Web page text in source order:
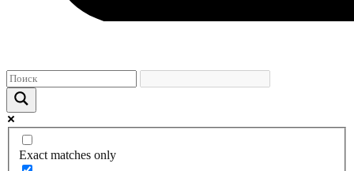
Exact matches only